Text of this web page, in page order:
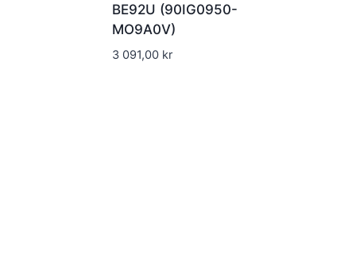
BE92U (90IG0950-
MO9A0V)
3 091,00 kr